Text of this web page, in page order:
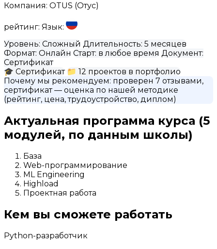
Компания: OTUS (Отус)
рейтинг: Язык:
Уровень: Сложный Длительность: 5 месяцев
Формат: Онлайн Старт: в любое время Документ:
Сертификат
🎓 Сертификат 📁 12 проектов в портфолио
Почему мы рекомендуем: проверен 7 отзывами,
сертификат— оценка по нашей методике
(рейтинг, цена, трудоустройство, диплом)
Актуальная программа курса (5
модулей, по данным школы)
База
Web-программирование
ML Engineering
Highload
Проектная работа
Кем вы сможете работать
Python-разработчик